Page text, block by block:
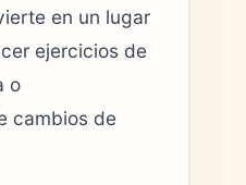
en un lugar
ejercicios de
o
cambios de